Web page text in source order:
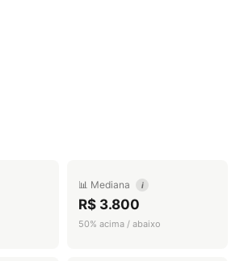
📊 Mediana i
R$ 3.800
50% acima / abaixo